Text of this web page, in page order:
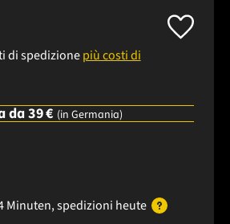
di spedizionepiù costi di
da 39 € (in Germania)
Minuten, spedizioni heute